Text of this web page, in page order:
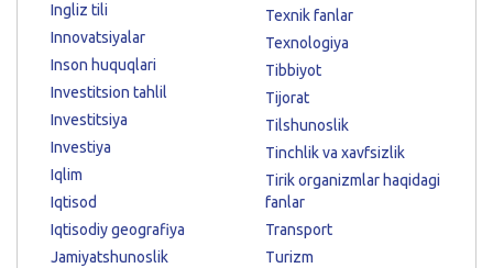
Ingliz tili
Innovatsiyalar
Inson huquqlari
Investitsion tahlil
Investitsiya
Investiya
Iqlim
Iqtisod
Iqtisodiy geografiya
Jamiyatshunoslik
Texnik fanlar
Texnologiya
Tibbiyot
Tijorat
Tilshunoslik
Tinchlik va xavfsizlik
Tirik organizmlar haqidagi
fanlar
Transport
Turizm